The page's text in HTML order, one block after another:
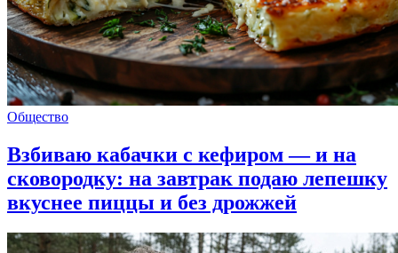
Общество
Взбиваю кабачки с кефиром — и на
сковородку: на завтрак подаю лепешку
вкуснее пиццы и без дрожжей